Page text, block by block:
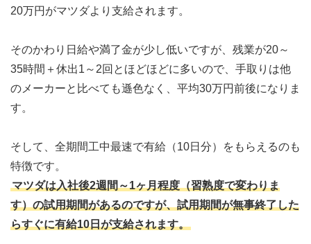
20万円がマツダより支給されます。
そのかわり日給や満了金が少し低いですが、残業が20～
35時間＋休出1～2回とほどほどに多いので、手取りは他
のメーカーと比べても遜色なく、平均30万円前後になりま
す。
そして、全期間工中最速で有給（10日分）をもらえるのも
特徴です。
マツダは入社後2週間～1ヶ月程度（習熟度で変わりま
す）の試用期間があるのですが、試用期間が無事終了した
らすぐに有給10日が支給されます。